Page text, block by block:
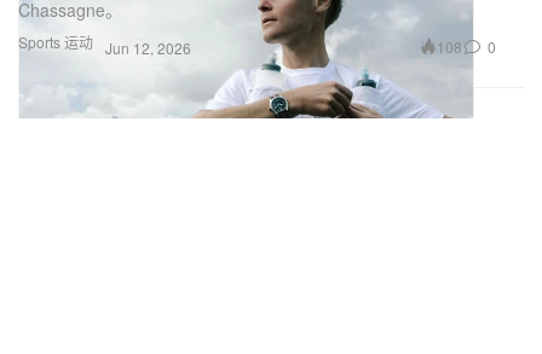
Sports 运动
Chassagne。
Jun 12, 2026 108 0